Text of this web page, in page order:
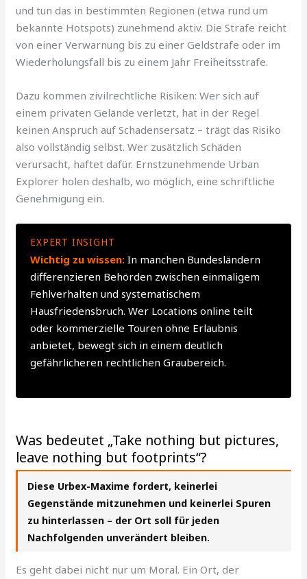
und tun das in bestimmten Regionen (etwa rund um
bekannte Hotspots) zunehmend aktiv. Die Strafe reicht
von einer Verwarnung bis zu einer Geldstrafe oder im
Wiederholungsfall bis zu einem Jahr Freiheitsstrafe.
Dazu kommen zivilrechtliche Risiken: Wer sich auf
einem privaten Gelände verletzt, hat in der Regel
keinen Anspruch auf Schadensersatz – trägt das Risiko
also vollständig selbst. Wer zusätzlich Schäden
verursacht, haftet dafür. Ernstzunehmende Urban
Explorer holen deshalb, wo möglich, eine schriftliche
Genehmigung ein.
EXPERT INSIGHT
Wichtig zu wissen: In manchen Bundesländern
differenzieren Behörden zwischen einmaligem
Fehlverhalten und systematischem
Hausfriedensbruch. Wer Locations online teilt
oder kommerzielle Touren ohne Erlaubnis
anbietet, bewegt sich in einem deutlich
gefährlicheren rechtlichen Graubereich.
Was bedeutet „Take nothing but pictures,
leave nothing but footprints“?
Diese Urbex-Maxime fordert, keinerlei
Gegenstände mitzunehmen und keinerlei Spuren
zu hinterlassen – der Ort soll für jeden
Nachfolgenden unverändert bleiben.
Es geht dabei nicht nur um Moral. Ein Ort, der